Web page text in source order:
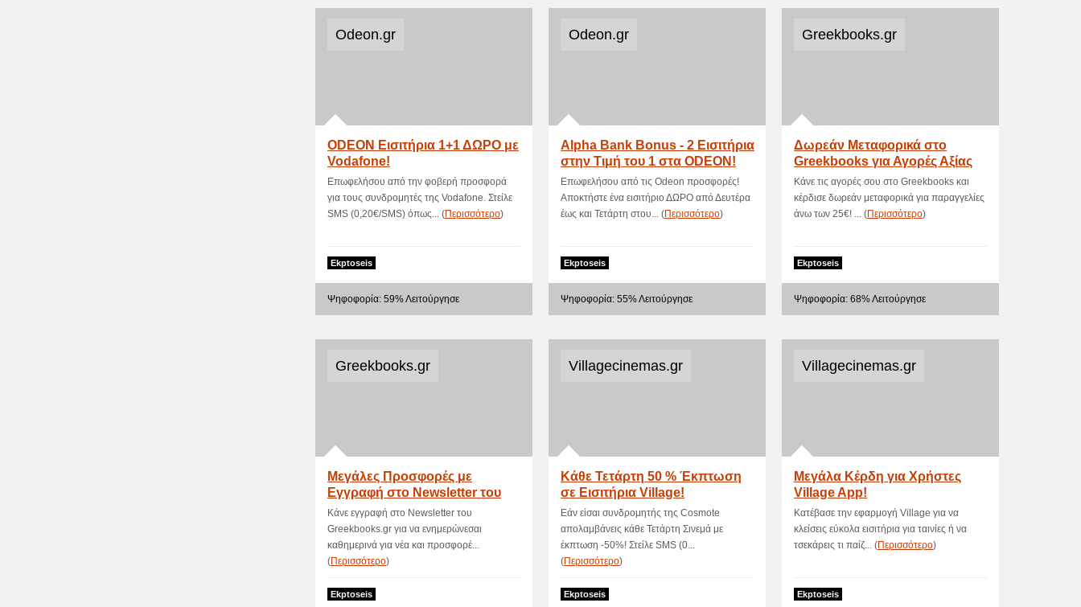
Odeon.gr
ODEON Εισιτήρια 1+1 ΔΩΡΟ με
Vodafone!
Επωφελήσου από την φοβερή προσφορά
για τους συνδρομητές της Vodafone. Στείλε
SMS (0,20€/SMS) όπως... (Περισσότερο)
Ekptoseis
Ψηφοφορία: 59% Λειτούργησε
Odeon.gr
Alpha Bank Bonus - 2 Εισιτήρια
στην Τιμή του 1 στα ODEON!
Επωφελήσου από τις Odeon προσφορές!
Αποκτήστε ένα εισιτήριο ΔΩΡΟ από Δευτέρα
έως και Τετάρτη στου... (Περισσότερο)
Ekptoseis
Ψηφοφορία: 55% Λειτούργησε
Greekbooks.gr
Δωρεάν Μεταφορικά στο
Greekbooks για Αγορές Αξίας
25€ και Άν
Κάνε τις αγορές σου στο Greekbooks και
κέρδισε δωρεάν μεταφορικά για παραγγελίες
άνω των 25€! ... (Περισσότερο)
Ekptoseis
Ψηφοφορία: 68% Λειτούργησε
Greekbooks.gr
Μεγάλες Προσφορές με
Εγγραφή στο Newsletter του
Greekbooks!
Κάνε εγγραφή στο Newsletter του
Greekbooks.gr για να ενημερώνεσαι
καθημερινά για νέα και προσφορέ...
(Περισσότερο)
Ekptoseis
Villagecinemas.gr
Κάθε Τετάρτη 50 % Έκπτωση
σε Εισιτήρια Village!
Εάν είσαι συνδρομητής της Cosmote
απολαμβάνεις κάθε Τετάρτη Σινεμά με
έκπτωση -50%! Στείλε SMS (0...
(Περισσότερο)
Ekptoseis
Villagecinemas.gr
Μεγάλα Κέρδη για Χρήστες
Village App!
Κατέβασε την εφαρμογή Village για να
κλείσεις εύκολα εισιτήρια για ταινίες ή να
τσεκάρεις τι παίζ... (Περισσότερο)
Ekptoseis